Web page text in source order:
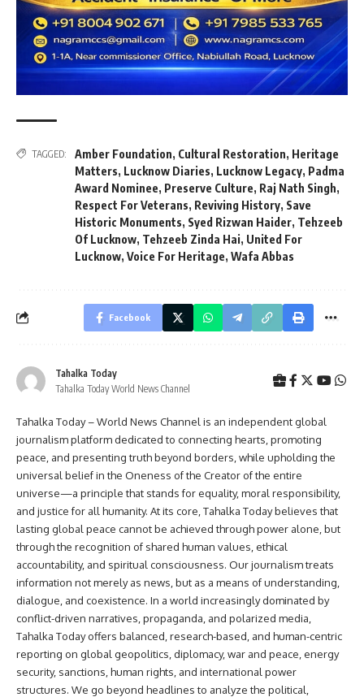
TAGGED: Amber Foundation, Cultural Restoration, Heritage
Matters, Lucknow Diaries, Lucknow Legacy, Padma
Award Nominee, Preserve Culture, Raj Nath Singh,
Respect For Veterans, Reviving History, Save
Historic Monuments, Syed Rizwan Haider, Tehzeeb
Of Lucknow, Tehzeeb Zinda Hai, United For
Lucknow, Voice For Heritage, Wafa Abbas
Facebook
Tahalka Today
Tahalka Today World News Channel
Tahalka Today – World News Channel is an independent global
journalism platform dedicated to connecting hearts, promoting
peace, and presenting truth beyond borders, while upholding the
universal belief in the Oneness of the Creator of the entire
universe—a principle that stands for equality, moral responsibility,
and justice for all humanity. At its core, Tahalka Today believes that
lasting global peace cannot be achieved through power alone, but
through the recognition of shared human values, ethical
accountability, and spiritual consciousness. Our journalism treats
information not merely as news, but as a means of understanding,
dialogue, and coexistence. In a world increasingly dominated by
conflict-driven narratives, propaganda, and polarized media,
Tahalka Today offers balanced, research-based, and human-centric
reporting on global geopolitics, diplomacy, war and peace, energy
security, sanctions, human rights, and international power
structures. We go beyond headlines to analyze the political,